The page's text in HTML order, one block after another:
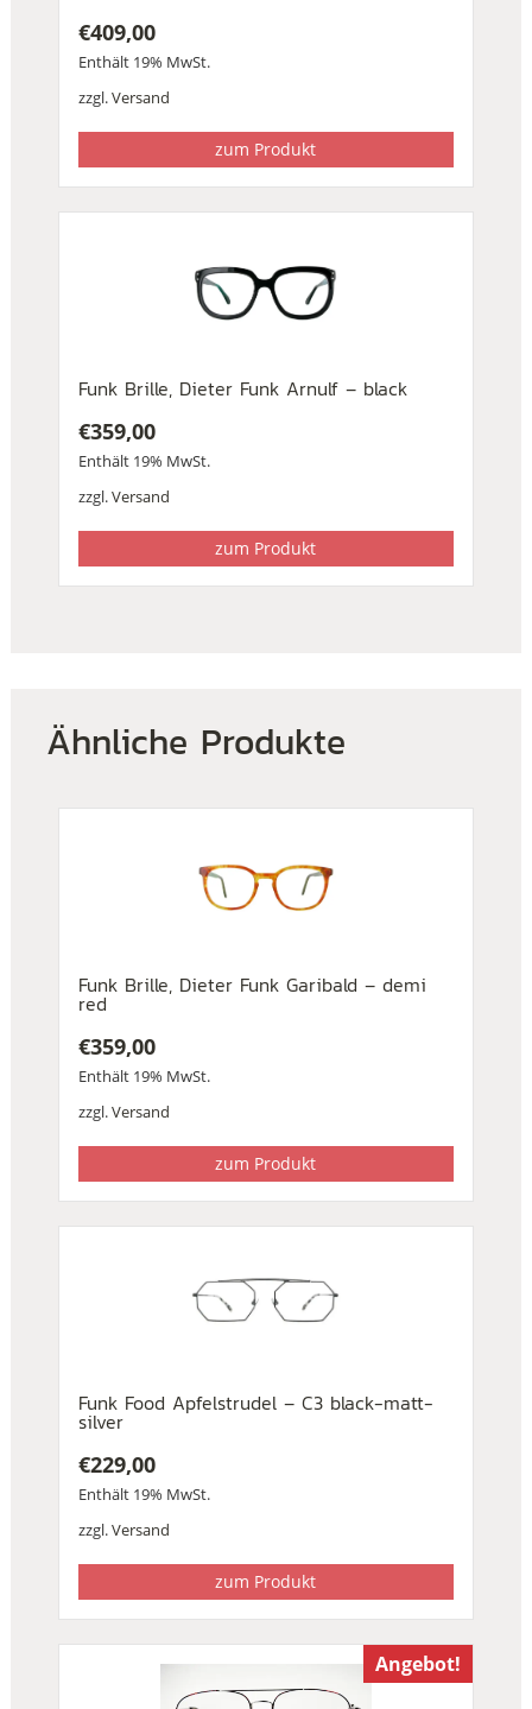
€409,00
Enthält 19% MwSt.
zzgl.Versand
zum Produkt
Funk Brille, Dieter Funk Arnulf – black
€359,00
Enthält 19% MwSt.
zzgl.Versand
zum Produkt
Ähnliche Produkte
Funk Brille, Dieter Funk Garibald – demi
red
€359,00
Enthält 19% MwSt.
zzgl.Versand
zum Produkt
Funk Food Apfelstrudel – C3 black-matt-
silver
€229,00
Enthält 19% MwSt.
zzgl.Versand
zum Produkt
Angebot!